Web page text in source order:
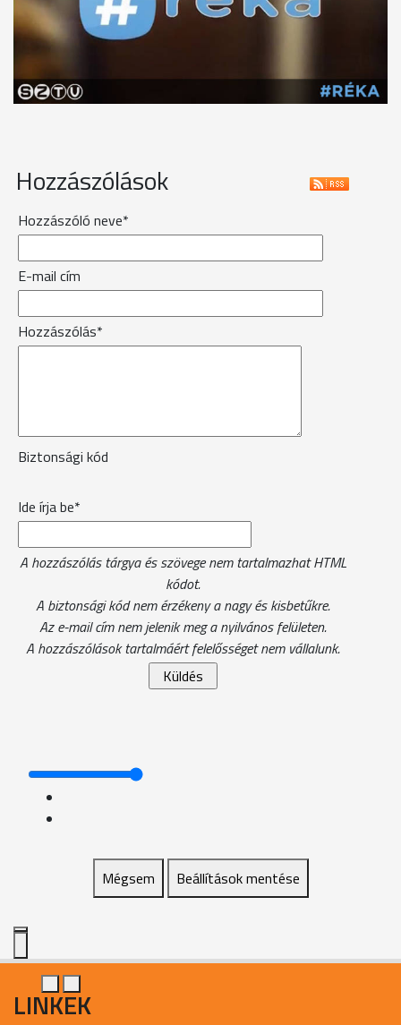
Hozzászólások
Hozzászóló neve*
E-mail cím
Hozzászólás*
Biztonsági kód
Ide írja be*
A hozzászólás tárgya és szövege nem tartalmazhat HTML
kódot.
A biztonsági kód nem érzékeny a nagy és kisbetűkre.
Az e-mail cím nem jelenik meg a nyilvános felületen.
A hozzászólások tartalmáért felelősséget nem vállalunk.
Mégsem Beállítások mentése
LINKEK